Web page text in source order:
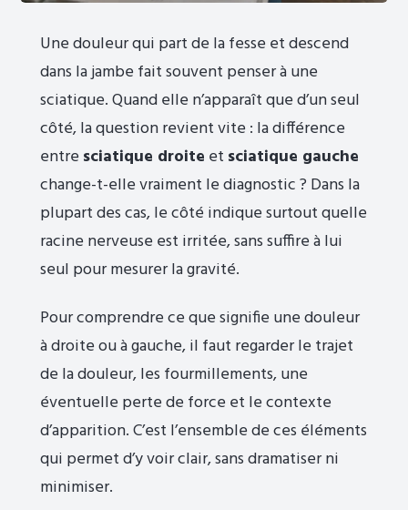
Une douleur qui part de la fesse et descend
dans la jambe fait souvent penser à une
sciatique. Quand elle n’apparaît que d’un seul
côté, la question revient vite : la différence
entre sciatique droite et sciatique gauche
change-t-elle vraiment le diagnostic ? Dans la
plupart des cas, le côté indique surtout quelle
racine nerveuse est irritée, sans suffire à lui
seul pour mesurer la gravité.
Pour comprendre ce que signifie une douleur
à droite ou à gauche, il faut regarder le trajet
de la douleur, les fourmillements, une
éventuelle perte de force et le contexte
d’apparition. C’est l’ensemble de ces éléments
qui permet d’y voir clair, sans dramatiser ni
minimiser.